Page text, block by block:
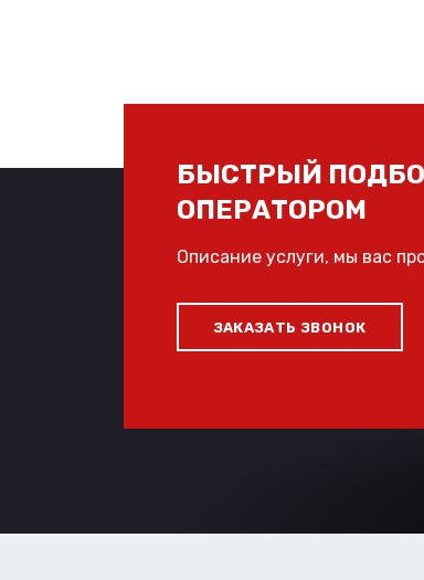
БЫСТРЫЙ
ОПЕРАТОРОМ
Описание услуги, мы вас
ЗАКАЗАТЬ ЗВОНОК